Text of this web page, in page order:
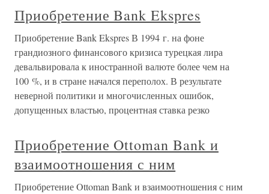
Приобретение Bank Ekspres
Приобретение Bank Ekspres В 1994 г. на фоне
грандиозного финансового кризиса турецкая лира
девальвировала к иностранной валюте более чем на
100 %, и в стране начался переполох. В результате
неверной политики и многочисленных ошибок,
допущенных властью, процентная ставка резко
Приобретение Ottoman Bank и
взаимоотношения с ним
Приобретение Ottoman Bank и взаимоотношения с ним